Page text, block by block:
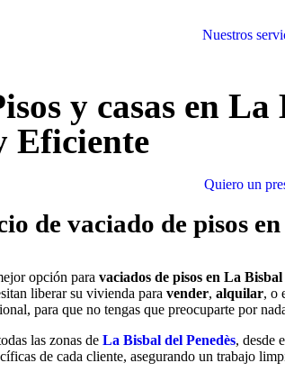
Nuestros
y casas en
Eficiente
Quiero un
de vaciado de pisos
opción para vaciados de pisos en La Bisbal
liberar su vivienda para vender, alquilar, o
para que no tengas que preocuparte por
las zonas de La Bisbal del Penedès, desde
de cada cliente, asegurando un trabajo